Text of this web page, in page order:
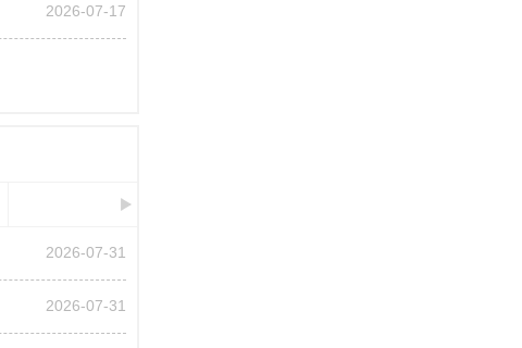
2026-07-17
2026-07-31
2026-07-31